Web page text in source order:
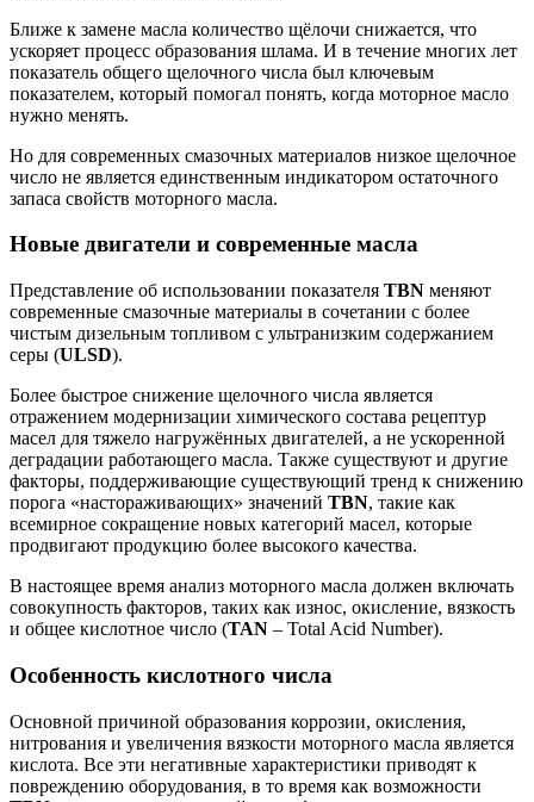
Ближе к замене масла количество щёлочи снижается, что
ускоряет процесс образования шлама. И в течение многих лет
показатель общего щелочного числа был ключевым
показателем, который помогал понять, когда моторное масло
нужно менять.
Но для современных смазочных материалов низкое щелочное
число не является единственным индикатором остаточного
запаса свойств моторного масла.
Новые двигатели и современные масла
Представление об использовании показателя TBN меняют
современные смазочные материалы в сочетании с более
чистым дизельным топливом с ультранизким содержанием
серы (ULSD).
Более быстрое снижение щелочного числа является
отражением модернизации химического состава рецептур
масел для тяжело нагружённых двигателей, а не ускоренной
деградации работающего масла. Также существуют и другие
факторы, поддерживающие существующий тренд к снижению
порога «настораживающих» значений TBN, такие как
всемирное сокращение новых категорий масел, которые
продвигают продукцию более высокого качества.
В настоящее время анализ моторного масла должен включать
совокупность факторов, таких как износ, окисление, вязкость
и общее кислотное число (TAN – Total Acid Number).
Особенность кислотного числа
Основной причиной образования коррозии, окисления,
нитрования и увеличения вязкости моторного масла является
кислота. Все эти негативные характеристики приводят к
повреждению оборудования, в то время как возможности